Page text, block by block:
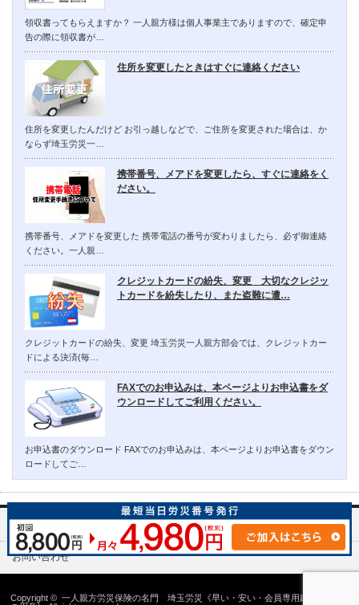
領収書ってもらえますか？ 一人親方様は個人事業主でありますので、確定申
告の際に領収書が…
住所を変更したときはすぐに連絡ください
住所を変更したんだけど お引っ越しなどで、ご住所を変更された場合は、か
ならず埼玉労災一…
携帯番号、メアドを変更したら、すぐに連絡をく
ださい。
携帯番号、メアドを変更した 携帯電話の番号が変わりましたら、必ず御連絡
ください。一人親…
クレジットカードの紛失、変更 大切なクレジッ
トカードを紛失したり、また盗難に遭…
クレジットカードの紛失、変更 埼玉労災一人親方部会では、クレジットカー
ドによる決済(毎…
FAXでのお申込みは、本ページよりお申込書をダ
ウンロードしてご利用ください。
お申込書のダウンロード FAXでのお申込みは、本ページよりお申込書をダウン
ロードしてご…
埼玉労災一人親方部会について
お問い合わせ
Copyright ©一人親方労災保険の名門 埼玉労災《早い・安い・会員専用建設国保の